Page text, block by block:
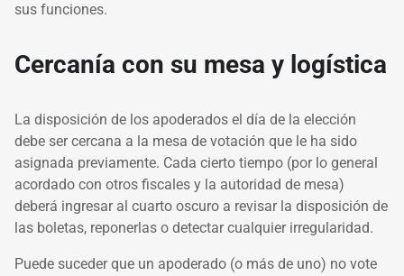
sus funciones.
Cercanía con su mesa y logística
La disposición de los apoderados el día de la elección
debe ser cercana a la mesa de votación que le ha sido
asignada previamente. Cada cierto tiempo (por lo general
acordado con otros fiscales y la autoridad de mesa)
deberá ingresar al cuarto oscuro a revisar la disposición de
las boletas, reponerlas o detectar cualquier irregularidad.
Puede suceder que un apoderado (o más de uno) no vote